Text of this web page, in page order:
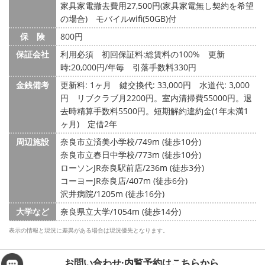
家具家電撤去費用27,500円(家具家電無し契約を希望
の場合) モバイルwifi(50GB)付
保 険
800円
保証会社
利用必須 初回保証料:総賃料の100% 更新
時:20,000円/年毎 引落手数料330円
金銭備考
更新料: 1ヶ月 鍵交換代: 33,000円
水道代: 3,000
円
リブクラブ月2200円。室内清掃費55000円。退
去時精算手数料5500円。短期解約違約金(1年未満1
ヶ月) 定借2年
周辺施設
奈良市立済美小学校/749m (徒歩10分)
奈良市立春日中学校/773m (徒歩10分)
ローソンJR奈良駅前店/236m (徒歩3分)
コーヨーJR奈良店/407m (徒歩6分)
沢井病院/1205m (徒歩16分)
大学など
奈良県立大学/1054m (徒歩14分)
表示の情報と現況に差異がある場合は現況優先となります。